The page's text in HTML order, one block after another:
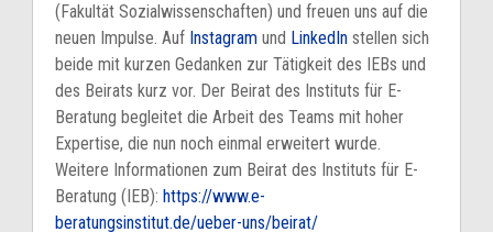
(Fakultät Sozialwissenschaften) und freuen uns auf die
neuen Impulse. Auf Instagramund LinkedInstellen sich
beide mit kurzen Gedanken zur Tätigkeit des IEBs und
des Beirats kurz vor. Der Beirat des Instituts für E-
Beratung begleitet die Arbeit des Teams mit hoher
Expertise, die nun noch einmal erweitert wurde.
Weitere Informationen zum Beirat des Instituts für E-
Beratung (IEB): https://www.e-
beratungsinstitut.de/ueber-uns/beirat/